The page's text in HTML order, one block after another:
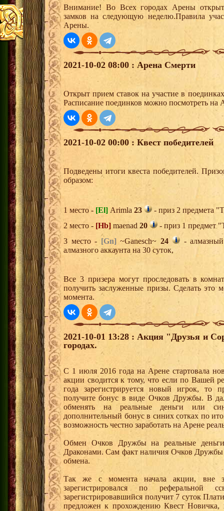
Внимание! Во Всех городах Арены
замков на следующую неделю.Правила
Арены.
2021-10-02 08:00 : Арена Смерти
Открыт прием ставок на участие в
Расписание поединков можно посмотреть на
2021-10-02 00:00 : Квест победителей
Подведены итоги квеста победителей.
образом:
1 место - [El] Arimla 23
- приз 2 предмета
2 место - [Hb] maenad 20
- приз 1 предмет
3 место - [Gn]~Ganesch~ 24
-
алмазного аккаунта на 30 суток,
Все 3 призера могут проследовать в
получить заслуженные призы. Сделать это
момента.
2021-10-01 13:28 : Акция "Друзья и
городах.
С 1 июля 2016 года на Арене стартовала
акции сводится к тому, что если по Вашей
года зарегистрируется новый игрок,
получите бонус в виде Очков Дружбы. В
обменять на реальные деньги или
дополнительный бонус в синих сотках по
возможность честно заработать на Арене
Обмен Очков Дружбы на реальные деньги
Драконами. Сам факт наличия Очков Дружбы
обмена.
Так же с момента начала акции, вне
зарегистрировался по
зарегистрировавшийся получит 7 суток
предложен к прохождению Квест